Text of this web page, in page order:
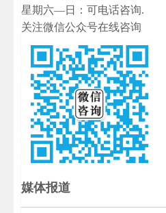
星期六—日：可电话咨询.
关注微信公众号在线咨询
媒体报道